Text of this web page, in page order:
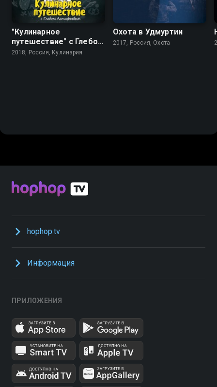
"Кулинарное
путешествие" с Глебом
Астафьевым
2018, Россия, Кулинария
Охота в Удмуртии
2017, Россия, Охота
hophop.tv
Информация
ПРИЛОЖЕНИЯ